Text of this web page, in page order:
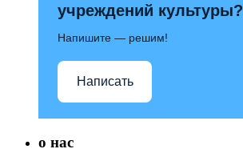
учреждений культуры?
Напишите — решим!
Написать
о нас